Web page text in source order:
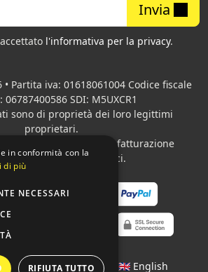
Invia
l'informativa per la privacy.
Partita iva: 01618061004 Codice fiscale
SDI: M5UXCR1
sono di proprietà dei loro legittimi
proprietari.
adibita alla fatturazione
per gli Enti pubblici.
• 🇫🇷 Français 🇬🇧 English
in conformità con la
di più
NECESSARI
RIFIUTA TUTTO